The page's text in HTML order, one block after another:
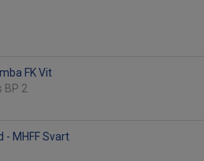
FK Vit
BP 2
- MHFF Svart